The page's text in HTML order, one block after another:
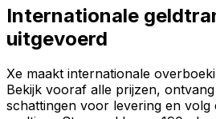
Internationale
uitgevoerd
Xe maakt internationale
Bekijk vooraf alle prijzen,
schattingen voor levering en volg